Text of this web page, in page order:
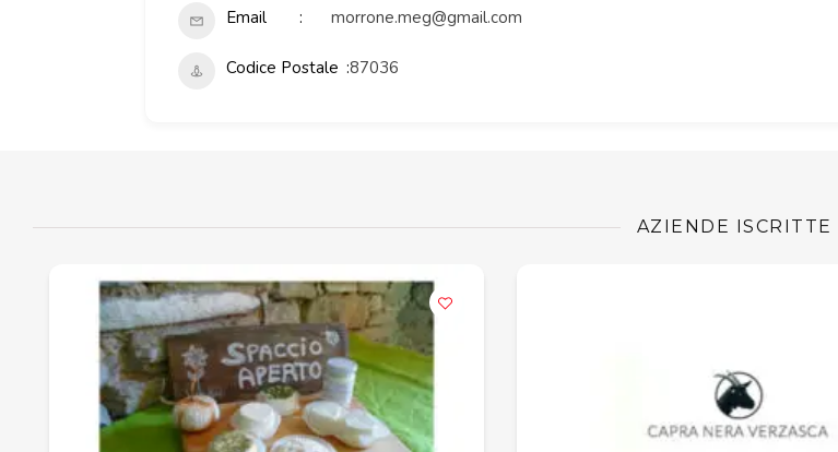
Email morrone.meg@gmail.com
Codice Postale 87036
AZIENDE ISCRITTE